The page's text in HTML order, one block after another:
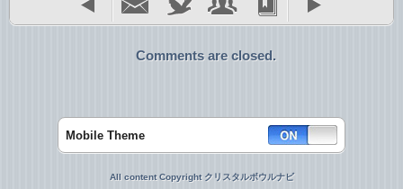
Comments are closed.
Mobile Theme
All content Copyright クリスタルボウルナビ